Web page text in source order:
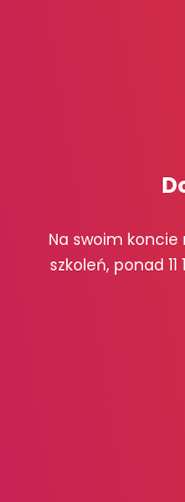
Na swoim
szkoleń, ponad